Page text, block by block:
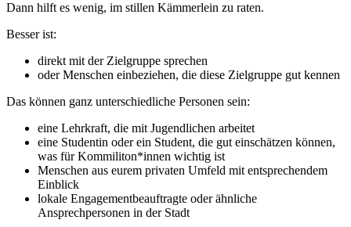
Dann hilft es wenig, im stillen Kämmerlein zu raten.
Besser ist:
direkt mit der Zielgruppe sprechen
oder Menschen einbeziehen, die diese Zielgruppe gut kennen
Das können ganz unterschiedliche Personen sein:
eine Lehrkraft, die mit Jugendlichen arbeitet
eine Studentin oder ein Student, die gut einschätzen können,
was für Kommiliton*innen wichtig ist
Menschen aus eurem privaten Umfeld mit entsprechendem
Einblick
lokale Engagementbeauftragte oder ähnliche
Ansprechpersonen in der Stadt